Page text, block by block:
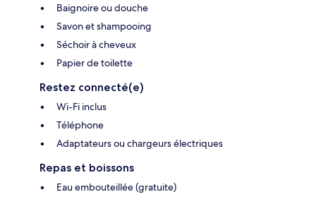
Baignoire ou douche
Savon et shampooing
Séchoir à cheveux
Papier de toilette
Restez connecté(e)
Wi-Fi inclus
Téléphone
Adaptateurs ou chargeurs électriques
Repas et boissons
Eau embouteillée (gratuite)